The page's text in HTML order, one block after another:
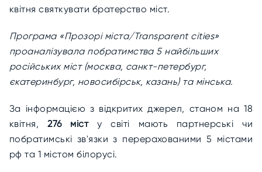
квітня святкувати братерство міст.
Програма «Прозорі міста/Transparent cities»
проаналізувала побратимства 5 найбільших
російських міст (москва, санкт-петербург,
єкатеринбург, новосибірськ, казань) та мінська.
За інформацією з відкритих джерел, станом на 18
квітня,276 місту світі мають партнерські чи
побратимські зв'язки з перерахованими 5 містами
рф та 1 містом білорусі.